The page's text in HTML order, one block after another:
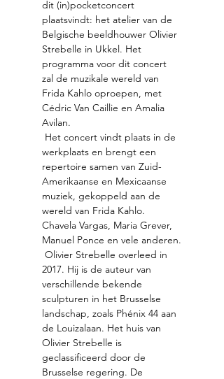
dit (in)pocketconcert
plaatsvindt: het atelier van de
Belgische beeldhouwer Olivier
Strebelle in Ukkel. Het
programma voor dit concert
zal de muzikale wereld van
Frida Kahlo oproepen, met
Cédric Van Caillie en Amalia
Avilan.
werkplaats en brengt een
repertoire samen van Zuid-
Amerikaanse en Mexicaanse
muziek, gekoppeld aan de
wereld van Frida Kahlo.
Chavela Vargas, Maria Grever,
Manuel Ponce en vele anderen.
2017. Hij is de auteur van
verschillende bekende
sculpturen in het Brusselse
landschap, zoals Phénix 44 aan
de Louizalaan. Het huis van
Olivier Strebelle is
geclassificeerd door de
Brusselse regering. De